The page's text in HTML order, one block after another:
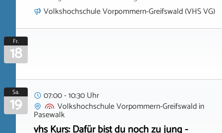
Volkshochschule Vorpommern-Greifswald (VHS VG)
Fr.
18
Sa.
19
07:00 - 10:30 Uhr
Volkshochschule Vorpommern-Greifswaldin
Pasewalk
vhs Kurs: Dafür bist du noch zu jung -